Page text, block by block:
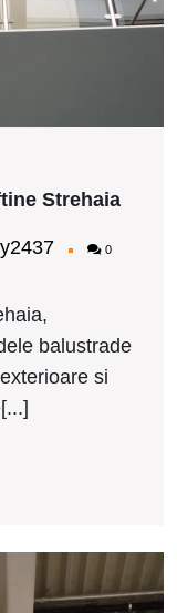
Strehaia
bagy2437
0
balustrade
si